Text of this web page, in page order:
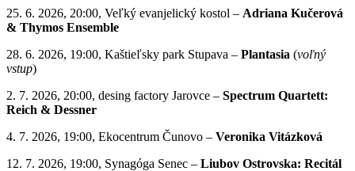
25. 6. 2026, 20:00, Veľký evanjelický kostol – Adriana Kučerová
& Thymos Ensemble
28. 6. 2026, 19:00, Kaštieľsky park Stupava – Plantasia (voľný
vstup)
2. 7. 2026, 20:00, desing factory Jarovce – Spectrum Quartett:
Reich & Dessner
4. 7. 2026, 19:00, Ekocentrum Čunovo – Veronika Vitázková
12. 7. 2026, 19:00, Synagóga Senec – Liubov Ostrovska: Recitál